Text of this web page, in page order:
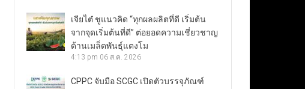
เจียไต๋ ชูแนวคิด “ทุกผลผลิตที่ดี เริ่มต้น
จากจุดเริ่มต้นที่ดี” ต่อยอดความเชี่ยวชาญ
ด้านเมล็ดพันธุ์แตงโม
4:13 pm 06 ส.ค. 2026
CPPC จับมือ SCGC เปิดตัวบรรจุภัณฑ์